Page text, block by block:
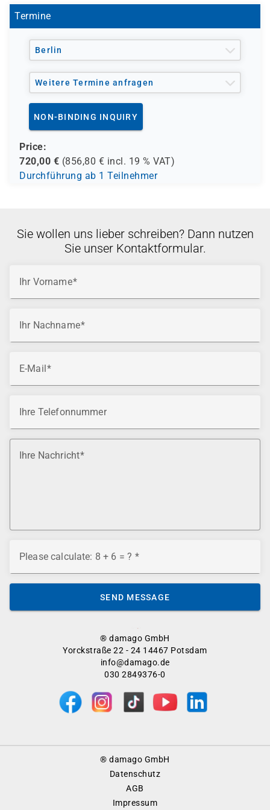
- regionale Einrichtungen
und andere Träger möglich
Termine
Berlin
Weitere Termine anfragen
NON-BINDING INQUIRY
Price:
720,00 € (856,80 € incl. 19 % VAT)
Durchführung ab 1 Teilnehmer
® damago GmbH
Yorckstraße 22 - 24 14467 Potsdam
info@damago.de
030 2849376-0
Sie wollen uns lieber schreiben? Dann nutzen
Sie unser Kontaktformular.
Ihr Vorname
Ihr Nachname
E-Mail
Ihre Telefonnummer
Ihre Nachricht
Please calculate: 8 + 6 = ?
SEND MESSAGE
® damago GmbH
Datenschutz
AGB
Impressum